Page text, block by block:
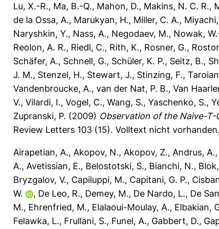
Lu, X.-R., Ma, B.-Q., Mahon, D., Makins, N. C. R.,
de la Ossa, A., Marukyan, H., Miller, C. A.,
Naryshkin, Y., Nass, A., Negodaev, M., Nowak,
Reolon, A. R., Riedl, C., Rith, K., Rosner, G.,
Schäfer, A., Schnell, G., Schüler, K. P., Seitz, B.,
J. M., Stenzel, H., Stewart, J., Stinzing, F.,
Vandenbroucke, A., van der Nat, P. B., Van
V., Vilardi, I., Vogel, C., Wang, S., Yaschenko, S.,
Zupranski, P. (2009) Observation of the Naive-
Review Letters 103 (15). Volltext nicht
Airapetian, A., Akopov, N., Akopov, Z., Andrus, A.
A., Avetissian, E., Belostotski, S., Bianchi, N.,
Bryzgalov, V., Capiluppi, M., Capitani, G. P.,
W.
, De Leo, R., Demey, M., De Nardo, L., De
M., Ehrenfried, M., Elalaoui-Moulay, A., Elbakian,
Felawka, L., Frullani, S., Funel, A., Gabbert, D.,